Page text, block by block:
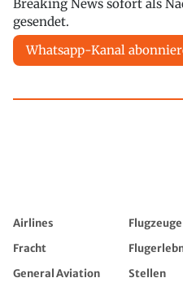
Breaking News sofort als
gesendet.
Whatsapp-Kanal
Airlines Flugzeuge
Fracht
General Aviation
Stellen